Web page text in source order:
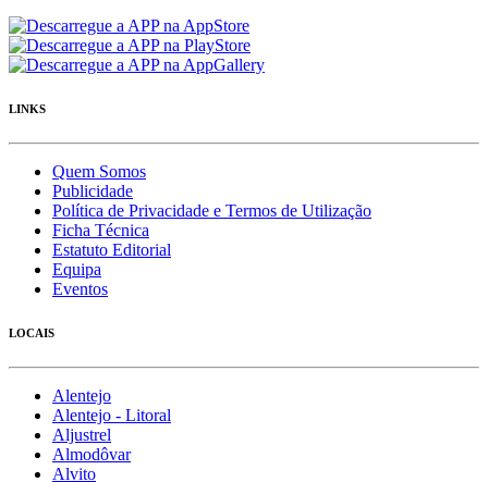
LINKS
Quem Somos
Publicidade
Política de Privacidade e Termos de Utilização
Ficha Técnica
Estatuto Editorial
Equipa
Eventos
LOCAIS
Alentejo
Alentejo - Litoral
Aljustrel
Almodôvar
Alvito